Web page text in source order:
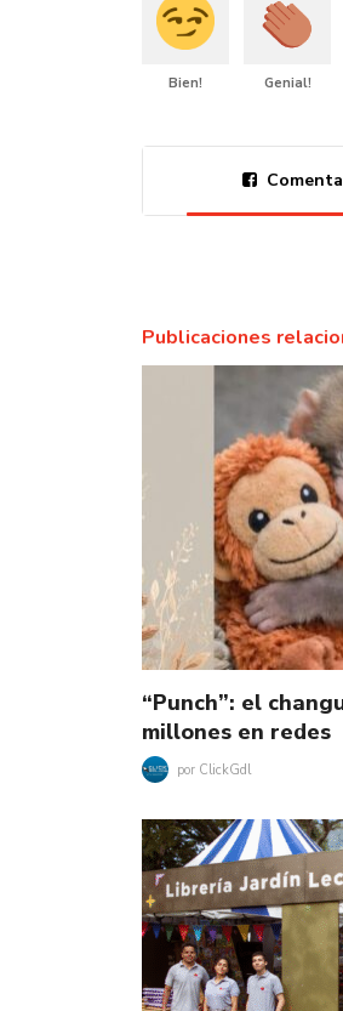
Bien! Genial!
Publicaciones
“Punch”: el
millones en redes
por ClickGdl